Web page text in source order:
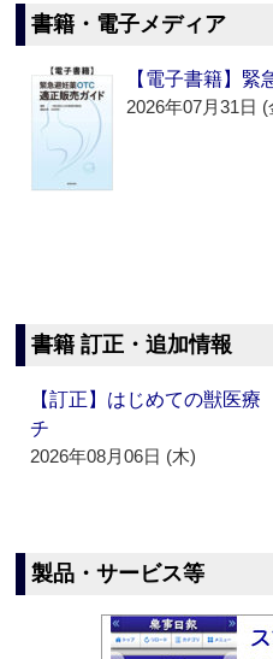
書籍・電子メディア
【電子書籍】
2026年07月31日 (
書籍 訂正・追加情報
【訂正】はじめての獣医
チ
2026年08月06日 (木)
製品・サービス等